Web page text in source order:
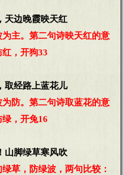
天边晚霞映天红
主。第二句诗映天红的意
，开狗33
取经路上蓝花儿
防。第二句诗取蓝花的意
，开兔16
山脚绿草寒风吹
草，防绿波，两句比较：